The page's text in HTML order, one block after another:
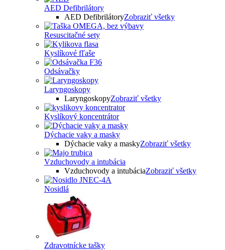
AED Defibrilátory
AED DefibrilátoryZobraziť všetky
Resuscitačné sety
Kyslíkové fľaše
Odsávačky
Laryngoskopy
LaryngoskopyZobraziť všetky
Kyslíkový koncentrátor
Dýchacie vaky a masky
Dýchacie vaky a maskyZobraziť všetky
Vzduchovody a intubácia
Vzduchovody a intubáciaZobraziť všetky
Nosidlá
Zdravotnícke tašky